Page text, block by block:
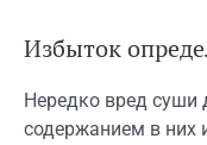
Избыток
Нередко вред суши
содержанием в них